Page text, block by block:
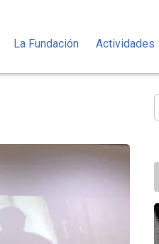
La Fundación Actividades